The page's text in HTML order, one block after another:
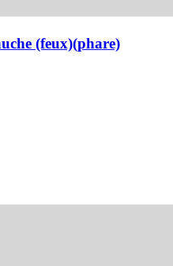
(feux)(phare)